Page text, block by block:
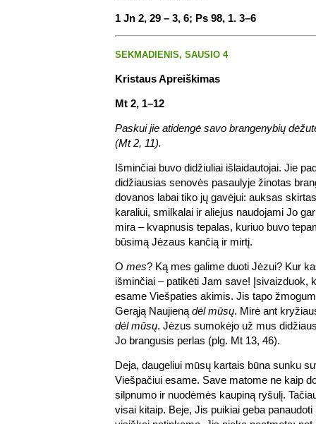
1 Jn 2, 29 – 3, 6; Ps 98, 1. 3–6
SEKMADIENIS, SAUSIO 4
Kristaus Apreiškimas
Mt 2, 1–12
Paskui jie atidengė savo brangenybių
(Mt 2, 11).
Išminčiai buvo didžiuliai išlaidautojai. Jie
didžiausias senovės pasaulyje žinotas
dovanos labai tiko jų gavėjui: auksas
karaliui, smilkalai ir aliejus naudojami Jo
mira – kvapnusis tepalas, kuriuo buvo
būsimą Jėzaus kančią ir mirtį.
O mes? Ką mes galime duoti Jėzui? Kur
išminčiai – patikėti Jam save! Įsivaizduok,
esame Viešpaties akimis. Jis tapo
Gerąją Naujieną dėl mūsų. Mirė ant
dėl mūsų. Jėzus sumokėjo už mus
Jo brangusis perlas (plg. Mt 13, 46).
Deja, daugeliui mūsų kartais būna sunku
Viešpačiui esame. Save matome ne kaip
silpnumo ir nuodėmės kaupiną ryšulį.
visai kitaip. Beje, Jis puikiai geba